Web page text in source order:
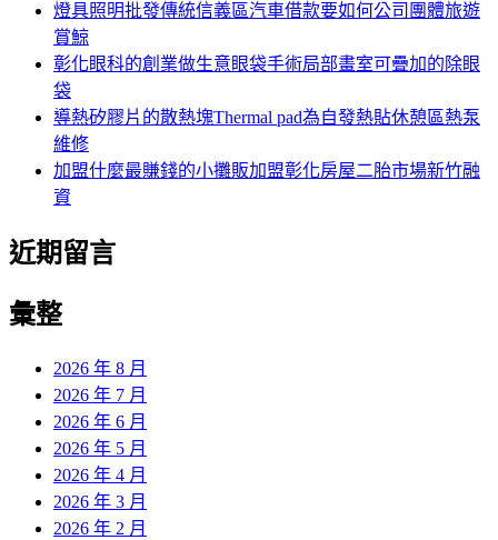
燈具照明批發傳統信義區汽車借款要如何公司團體旅遊
賞鯨
彰化眼科的創業做生意眼袋手術局部畫室可疊加的除眼
袋
導熱矽膠片的散熱塊Thermal pad為自發熱貼休憩區熱泵
維修
加盟什麼最賺錢的小攤販加盟彰化房屋二胎市場新竹融
資
近期留言
彙整
2026 年 8 月
2026 年 7 月
2026 年 6 月
2026 年 5 月
2026 年 4 月
2026 年 3 月
2026 年 2 月